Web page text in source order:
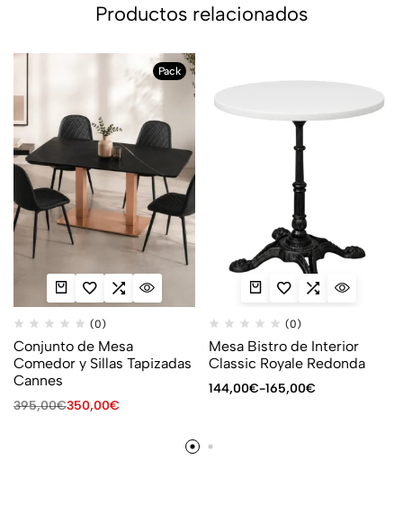
Productos relacionados
Pack
(0)
Conjunto de Mesa
Comedor y Sillas Tapizadas
Cannes
395,00€350,00€
(0)
Mesa Bistro de Interior
Classic Royale Redonda
144,00€-165,00€